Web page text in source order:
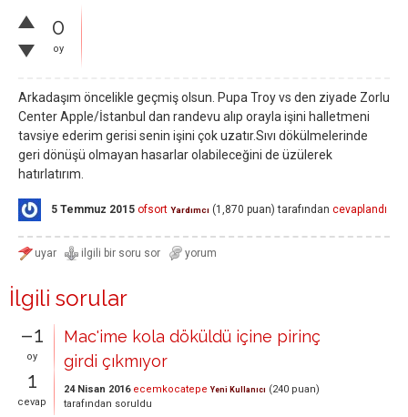
0
oy
Arkadaşım öncelikle geçmiş olsun. Pupa Troy vs den ziyade Zorlu
Center Apple/İstanbul dan randevu alıp orayla işini halletmeni
tavsiye ederim gerisi senin işini çok uzatır.Sıvı dökülmelerinde
geri dönüşü olmayan hasarlar olabileceğini de üzülerek
hatırlatırım.
5 Temmuz 2015 ofsort Yardımcı (1,870 puan) tarafından cevaplandı
İlgili sorular
–1
oy
1
cevap
Mac'ime kola döküldü içine pirinç
girdi çıkmıyor
24 Nisan 2016 ecemkocatepe Yeni Kullanıcı (240 puan)
tarafından soruldu